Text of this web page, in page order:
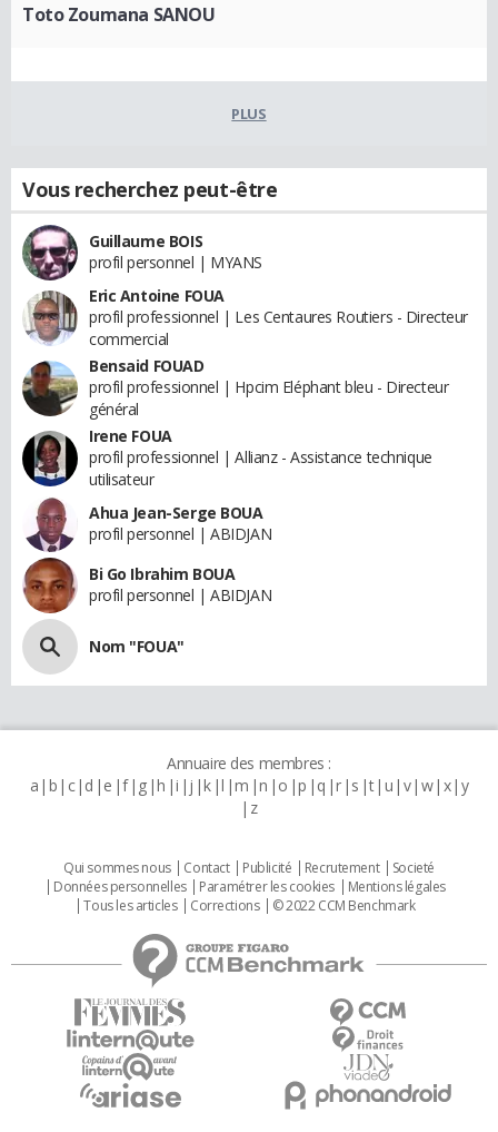
Toto Zoumana SANOU
PLUS
Vous recherchez peut-être
Guillaume BOIS
profil personnel | MYANS
Eric Antoine FOUA
profil professionnel | Les Centaures Routiers - Directeur
commercial
Bensaid FOUAD
profil professionnel | Hpcim Eléphant bleu - Directeur
général
Irene FOUA
profil professionnel | Allianz - Assistance technique
utilisateur
Ahua Jean-Serge BOUA
profil personnel | ABIDJAN
Bi Go Ibrahim BOUA
profil personnel | ABIDJAN
Nom "FOUA"
Annuaire des membres :
a b c d e f g h i j k l m n o p q r s t u v w x y
z
Qui sommes nous Contact Publicité Recrutement
Societé
Données personnelles
Paramétrer les cookies
Mentions légales
Tous les articles
Corrections © 2022 CCM Benchmark